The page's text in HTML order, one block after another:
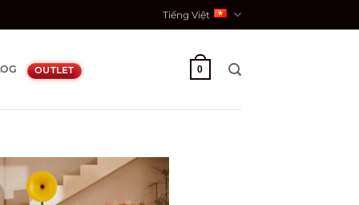
Tiếng Việt
OUTLET 0